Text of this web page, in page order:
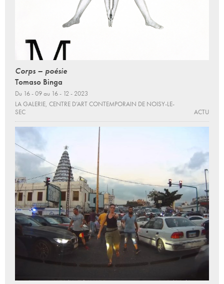
Corps – poésie
Tomaso Binga
Du 16 - 09 au 16 - 12 - 2023
LA GALERIE, CENTRE D’ART CONTEMPORAIN DE NOISY-LE-
SEC
ACTU